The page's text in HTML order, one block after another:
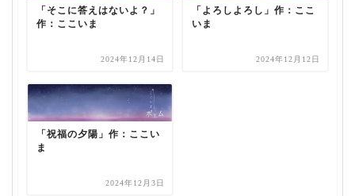
「そこに答えはないよ？」
作：ここいま
2024年12月14日
「よろしよろし」作：ここ
いま
2024年12月12日
「祝福の夕陽」作：ここい
ま
2024年12月3日